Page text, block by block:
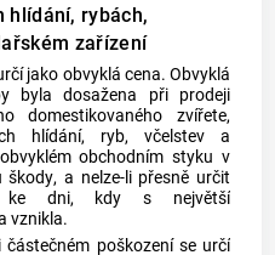
hlídání, rybách,
zařízení
jako obvyklá cena. Obvyklá
byla dosažena při prodeji
domestikovaného zvířete,
hlídání, ryb, včelstev a
obchodním styku v
škody, a nelze-li přesně určit
dni, kdy s největší
vznikla.
částečném poškození se určí